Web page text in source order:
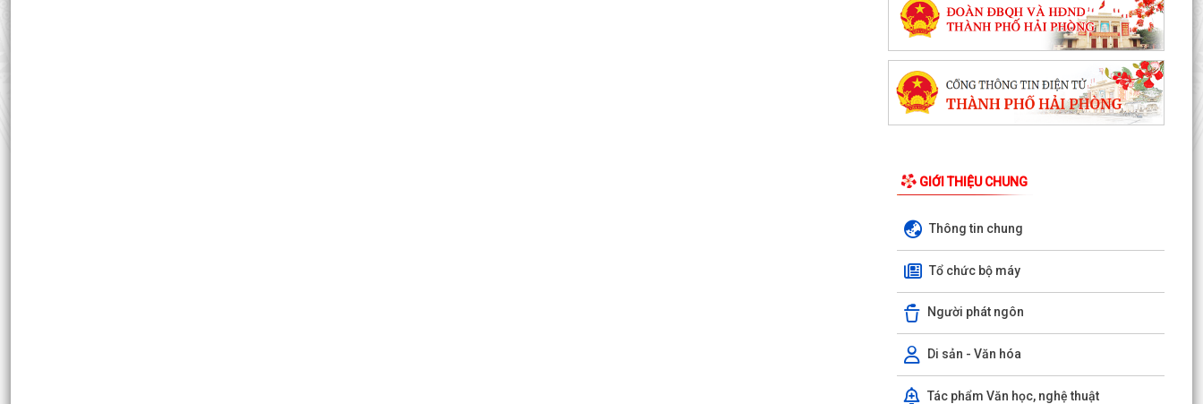
GIỚI THIỆU CHUNG
Thông tin chung
Tổ chức bộ máy
Người phát ngôn
Di sản - Văn hóa
Tác phẩm Văn học, nghệ thuật
V/v triển khai, thực hiện Dự án bồi thường, hỗ
trợ, giải phóng mặt bằng phục vụ Dự án tuyến
đường...
THÔNG BÁO THU HỒI ĐẤT ĐỂ THỰC HIỆN DỰ ÁN
BỒI THƯỜNG, HỖ TRỢ, GIẢI PHÓNG MẶT BẰNG,
PHỤC VỤ DỰ ÁN...